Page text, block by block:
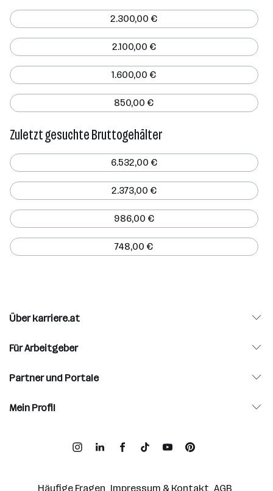
2.300,00 €
2.100,00 €
1.600,00 €
850,00 €
Zuletzt gesuchte Bruttogehälter
6.532,00 €
2.373,00 €
986,00 €
748,00 €
Über karriere.at
Für Arbeitgeber
Partner und Portale
Mein Profil
Häufige Fragen Impressum & Kontakt AGB